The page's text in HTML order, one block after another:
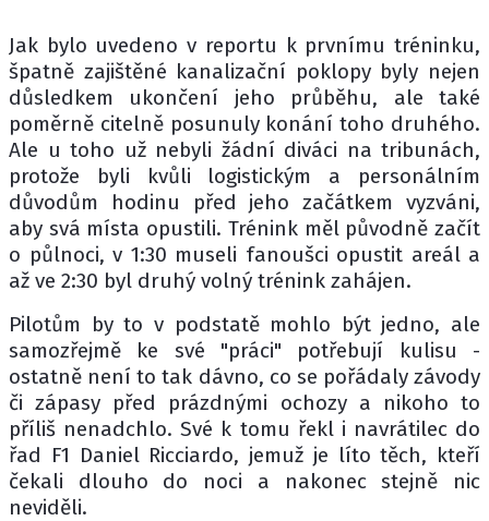
Jak bylo uvedeno v reportu k prvnímu tréninku,
špatně zajištěné kanalizační poklopy byly nejen
důsledkem ukončení jeho průběhu, ale také
poměrně citelně posunuly konání toho druhého.
Ale u toho už nebyli žádní diváci na tribunách,
protože byli kvůli logistickým a personálním
důvodům hodinu před jeho začátkem vyzváni,
aby svá místa opustili. Trénink měl původně začít
o půlnoci, v 1:30 museli fanoušci opustit areál a
až ve 2:30 byl druhý volný trénink zahájen.
Pilotům by to v podstatě mohlo být jedno, ale
samozřejmě ke své "práci" potřebují kulisu -
ostatně není to tak dávno, co se pořádaly závody
či zápasy před prázdnými ochozy a nikoho to
příliš nenadchlo. Své k tomu řekl i navrátilec do
řad F1 Daniel Ricciardo, jemuž je líto těch, kteří
čekali dlouho do noci a nakonec stejně nic
neviděli.